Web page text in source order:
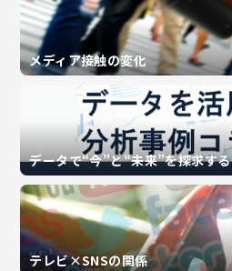
メディア接触の変化
データで“今”と“未来”を探求する
テレビ×SNSの関係